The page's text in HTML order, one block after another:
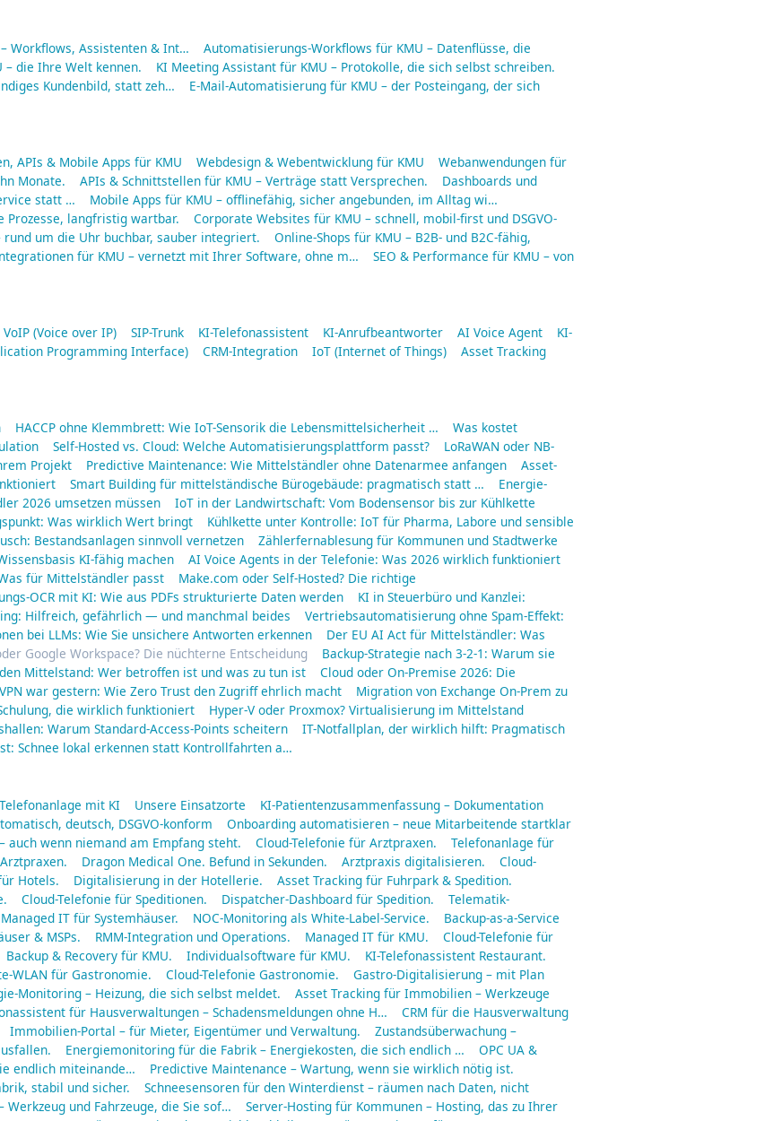
Workflows, Assistenten & Int…
Automatisierungs-Workflows für KMU – Datenflüsse, die
– die Ihre Welt kennen.
KI Meeting Assistant für KMU – Protokolle, die sich selbst schreiben.
Kundenbild, statt zeh…
E-Mail-Automatisierung für KMU – der Posteingang, der sich
APIs & Mobile Apps für KMU Webdesign & Webentwicklung für KMU
Webanwendungen für
Monate.
APIs & Schnittstellen für KMU – Verträge statt Versprechen.
Dashboards und
statt …
Mobile Apps für KMU – offlinefähig, sicher angebunden, im Alltag wi…
Prozesse, langfristig wartbar.
Corporate Websites für KMU – schnell, mobil-first und DSGVO-
rund um die Uhr buchbar, sauber integriert.
Online-Shops für KMU – B2B- und B2C-fähig,
für KMU – vernetzt mit Ihrer Software, ohne m…
SEO & Performance für KMU – von
VoIP (Voice over IP) SIP-Trunk KI-Telefonassistent KI-Anrufbeantworter AI Voice Agent
KI-
Programming Interface) CRM-Integration IoT (Internet of Things)
Asset Tracking
HACCP ohne Klemmbrett: Wie IoT-Sensorik die Lebensmittelsicherheit …
Was kostet
Self-Hosted vs. Cloud: Welche Automatisierungsplattform passt?
LoRaWAN oder NB-
Projekt
Predictive Maintenance: Wie Mittelständler ohne Datenarmee anfangen
Asset-
Smart Building für mittelständische Bürogebäude: pragmatisch statt …
Energie-
2026 umsetzen müssen
IoT in der Landwirtschaft: Vom Bodensensor bis zur Kühlkette
Was wirklich Wert bringt
Kühlkette unter Kontrolle: IoT für Pharma, Labore und sensible
Bestandsanlagen sinnvoll vernetzen
Zählerfernablesung für Kommunen und Stadtwerke
KI-fähig machen
AI Voice Agents in der Telefonie: Was 2026 wirklich funktioniert
für Mittelständler passt
Make.com oder Self-Hosted? Die richtige
OCR mit KI: Wie aus PDFs strukturierte Daten werden
KI in Steuerbüro und Kanzlei:
Hilfreich, gefährlich — und manchmal beides
Vertriebsautomatisierung ohne Spam-Effekt:
bei LLMs: Wie Sie unsichere Antworten erkennen
Der EU AI Act für Mittelständler: Was
Google Workspace? Die nüchterne Entscheidung
Backup-Strategie nach 3-2-1: Warum sie
Mittelstand: Wer betroffen ist und was zu tun ist
Cloud oder On-Premise 2026: Die
VPN war gestern: Wie Zero Trust den Zugriff ehrlich macht
Migration von Exchange On-Prem zu
die wirklich funktioniert
Hyper-V oder Proxmox? Virtualisierung im Mittelstand
Warum Standard-Access-Points scheitern
IT-Notfallplan, der wirklich hilft: Pragmatisch
Schnee lokal erkennen statt Kontrollfahrten a…
mit KI Unsere Einsatzorte
KI-Patientenzusammenfassung – Dokumentation
deutsch, DSGVO-konform
Onboarding automatisieren – neue Mitarbeitende startklar
wenn niemand am Empfang steht. Cloud-Telefonie für Arztpraxen.
Telefonanlage für
Dragon Medical One. Befund in Sekunden. Arztpraxis digitalisieren.
Cloud-
Hotels. Digitalisierung in der Hotellerie.
Asset Tracking für Fuhrpark & Spedition.
Cloud-Telefonie für Speditionen. Dispatcher-Dashboard für Spedition.
Telematik-
IT für Systemhäuser. NOC-Monitoring als White-Label-Service.
Backup-as-a-Service
& MSPs. RMM-Integration und Operations. Managed IT für KMU.
Cloud-Telefonie für
Backup & Recovery für KMU. Individualsoftware für KMU.
KI-Telefonassistent Restaurant.
WLAN für Gastronomie. Cloud-Telefonie Gastronomie.
Gastro-Digitalisierung – mit Plan
Monitoring – Heizung, die sich selbst meldet.
Asset Tracking für Immobilien – Werkzeuge
für Hausverwaltungen – Schadensmeldungen ohne H…
CRM für die Hausverwaltung
Immobilien-Portal – für Mieter, Eigentümer und Verwaltung.
Zustandsüberwachung –
Energiemonitoring für die Fabrik – Energiekosten, die sich endlich …
OPC UA &
endlich miteinande…
Predictive Maintenance – Wartung, wenn sie wirklich nötig ist.
stabil und sicher.
Schneesensoren für den Winterdienst – räumen nach Daten, nicht
und Fahrzeuge, die Sie sof…
Server-Hosting für Kommunen – Hosting, das zu Ihrer